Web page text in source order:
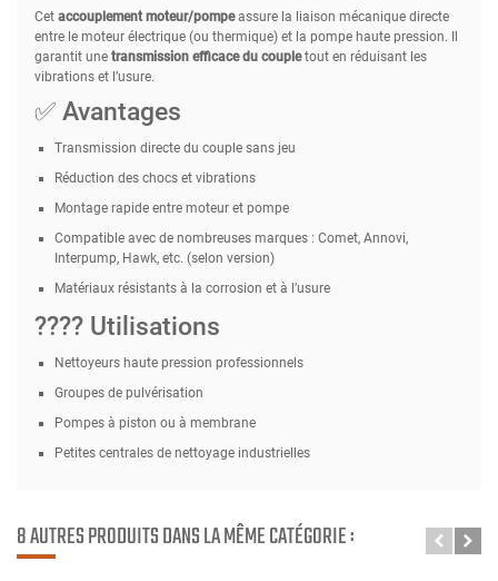
Cet accouplement moteur/pompeassure la liaison mécanique directe
entre le moteur électrique (ou thermique) et la pompe haute pression. Il
garantit une transmission efficace du coupletout en réduisant les
vibrations et l’usure.
✅ Avantages
Transmission directe du couple sans jeu
Réduction des chocs et vibrations
Montage rapide entre moteur et pompe
Compatible avec de nombreuses marques : Comet, Annovi,
Interpump, Hawk, etc. (selon version)
Matériaux résistants à la corrosion et à l’usure
???? Utilisations
Nettoyeurs haute pression professionnels
Groupes de pulvérisation
Pompes à piston ou à membrane
Petites centrales de nettoyage industrielles
8 AUTRES PRODUITS DANS LA MÊME CATÉGORIE :